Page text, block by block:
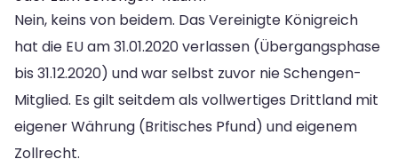
Nein, keins von beidem. Das Vereinigte Königreich
hat die EU am 31.01.2020 verlassen (Übergangsphase
bis 31.12.2020) und war selbst zuvor nie Schengen-
Mitglied. Es gilt seitdem als vollwertiges Drittland mit
eigener Währung (Britisches Pfund) und eigenem
Zollrecht.